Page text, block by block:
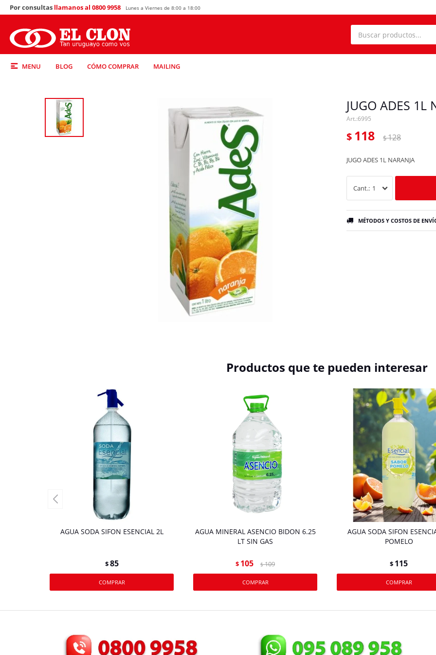
MENU BLOG CÓMO COMPRAR MAILING
Por consultas llamanos al 0800 9958 Lunes a Viernes de 8:00 a 18:00
JUGO ADES 1L
6995
$ 118 $128
JUGO ADES 1L NARANJA
1
MÉTODOS Y COSTOS DE
Productos que te pueden interesar
AGUA SODA SIFON ESENCIAL 2L
$85
AGUA MINERAL ASENCIO BIDON 6.25
LT SIN GAS
$ 105 $ 109
AGUA SODA SIFON
POMELO
$ 115